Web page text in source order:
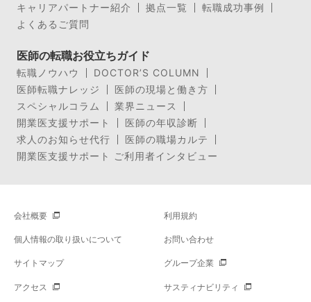
キャリアパートナー紹介
拠点一覧
転職成功事例
よくあるご質問
医師の転職お役立ちガイド
転職ノウハウ
DOCTOR’S COLUMN
医師転職ナレッジ
医師の現場と働き方
スペシャルコラム
業界ニュース
開業医支援サポート
医師の年収診断
求人のお知らせ代行
医師の職場カルテ
開業医支援サポート ご利用者インタビュー
会社概要 利用規約
個人情報の取り扱いについて お問い合わせ
サイトマップ グループ企業
アクセス サスティナビリティ